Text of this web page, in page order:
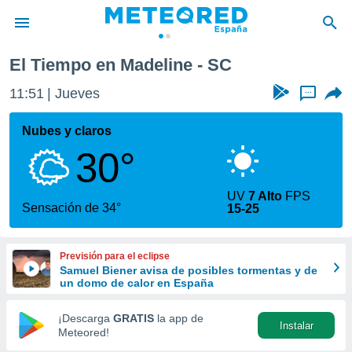
de
por
que se
calidad.
a este
las
y
forma
digital
basada
El Tiempo en Madeline - SC
11:51 Jueves ...
Nubes y claros
30°
Sensación de 34°
UV7 Alto FPS
15-25
Previsión para el eclipse
Samuel Biener avisa de posibles tormentas y de
un domo de calor en España
¡Descarga GRATIS la app de
Meteored!
Instalar